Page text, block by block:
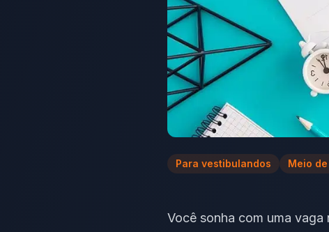
Para vestibulandos Meio
Você sonha com uma vaga